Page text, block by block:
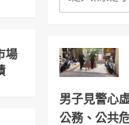
場
男子見警心
公務、公共